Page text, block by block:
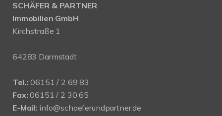
SCHÄFER & PARTNER
Immobilien GmbH
Kirchstraße 1
64283 Darmstadt
Tel.: 06151 / 2 69 83
Fax: 06151 / 2 30 65
E-Mail: info@schaeferundpartner.de